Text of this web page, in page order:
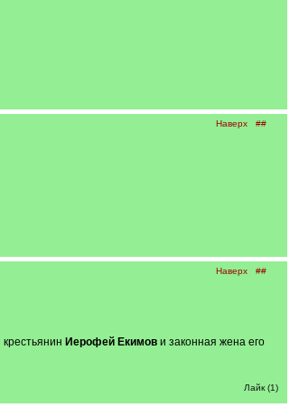
Наверх ##
Наверх ##
Иерофей Екимови законная жена его
Лайк (1)